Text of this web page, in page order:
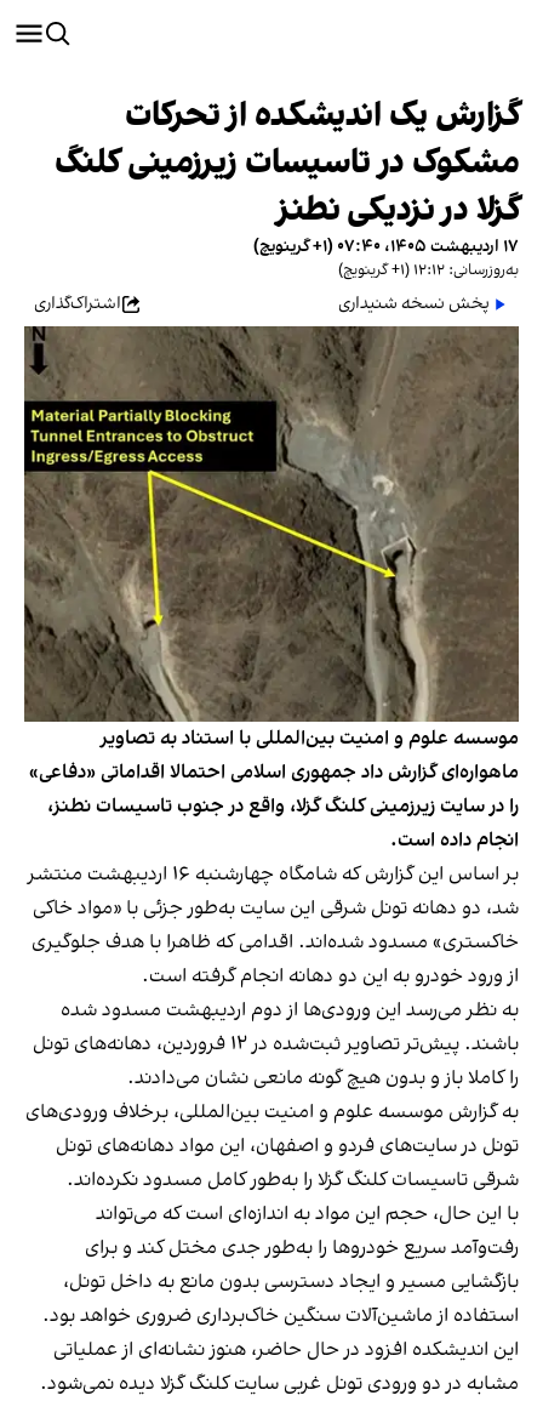
گزارش یک اندیشکده از تحرکات
مشکوک در تاسیسات زیرزمینی کلنگ
گزلا در نزدیکی نطنز
۱۷ اردیبهشت ۱۴۰۵، ۰۷:۴۰ (‎+۱ گرینویچ)
به‌روزرسانی: ۱۲:۱۲ (‎+۱ گرینویچ)
پخش نسخه شنیداری اشتراک‌گذاری
موسسه علوم و امنیت بین‌المللی با استناد به تصاویر
ماهواره‌ای گزارش داد جمهوری اسلامی احتمالا اقداماتی «دفاعی»
را در سایت زیرزمینی کلنگ گزلا، واقع در جنوب تاسیسات نطنز،
انجام داده است.
بر اساس این گزارش که شامگاه چهارشنبه ۱۶ اردیبهشت منتشر
شد، دو دهانه تونل شرقی این سایت به‌طور جزئی با «مواد خاکی
خاکستری» مسدود شده‌اند. اقدامی که ظاهرا با هدف جلوگیری
از ورود خودرو به این دو دهانه انجام گرفته است.
به نظر می‌رسد این ورودی‌ها از دوم اردیبهشت مسدود شده
باشند. پیش‌تر تصاویر ثبت‌شده در ۱۲ فروردین، دهانه‌های تونل
را کاملا باز و بدون هیچ گونه مانعی نشان می‌دادند.
به گزارش موسسه علوم و امنیت بین‌المللی، برخلاف ورودی‌های
تونل در سایت‌های فردو و اصفهان، این مواد دهانه‌های تونل
شرقی تاسیسات کلنگ گزلا را به‌طور کامل مسدود نکرده‌اند.
با این حال، حجم این مواد به اندازه‌ای است که می‌تواند
رفت‌وآمد سریع خودروها را به‌طور جدی مختل کند و برای
بازگشایی مسیر و ایجاد دسترسی بدون مانع به داخل تونل،
استفاده از ماشین‌آلات سنگین خاک‌برداری ضروری خواهد بود.
این اندیشکده افزود در حال حاضر، هنوز نشانه‌ای از عملیاتی
مشابه در دو ورودی تونل‌ غربی سایت کلنگ گزلا دیده نمی‌شود.